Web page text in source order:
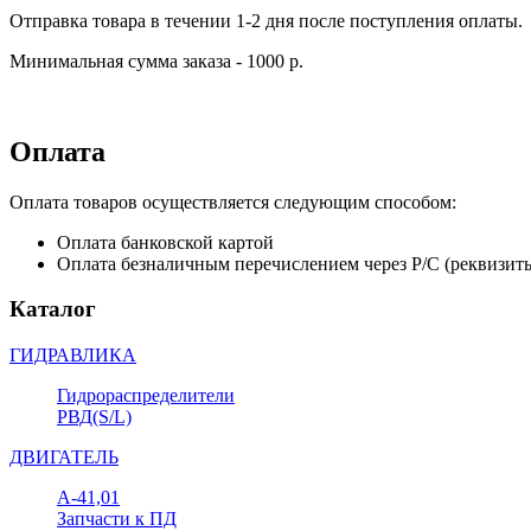
Отправка товара в течении 1-2 дня после поступления оплаты.
Минимальная сумма заказа - 1000 р.
Оплата
Оплата товаров осуществляется следующим способом:
Оплата банковской картой
Оплата безналичным перечислением через Р/С
Каталог
ГИДРАВЛИКА
Гидрораспределители
РВД(S/L)
ДВИГАТЕЛЬ
А-41,01
Запчасти к ПД